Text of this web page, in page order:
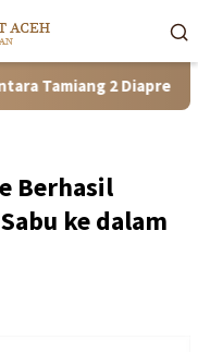
2 Diapresiasi Satgas
Berhasil
ke dalam